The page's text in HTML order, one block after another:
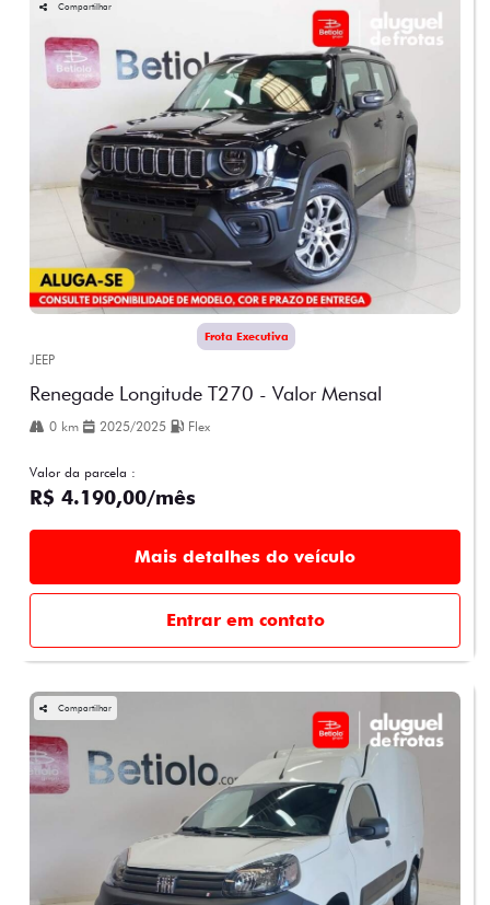
Compartilhar
Frota Executiva
JEEP
Renegade Longitude T270 - Valor Mensal
0 km 2025/2025 Flex
Valor da parcela :
R$ 4.190,00/mês
Mais detalhes do veículo
Entrar em contato
Compartilhar